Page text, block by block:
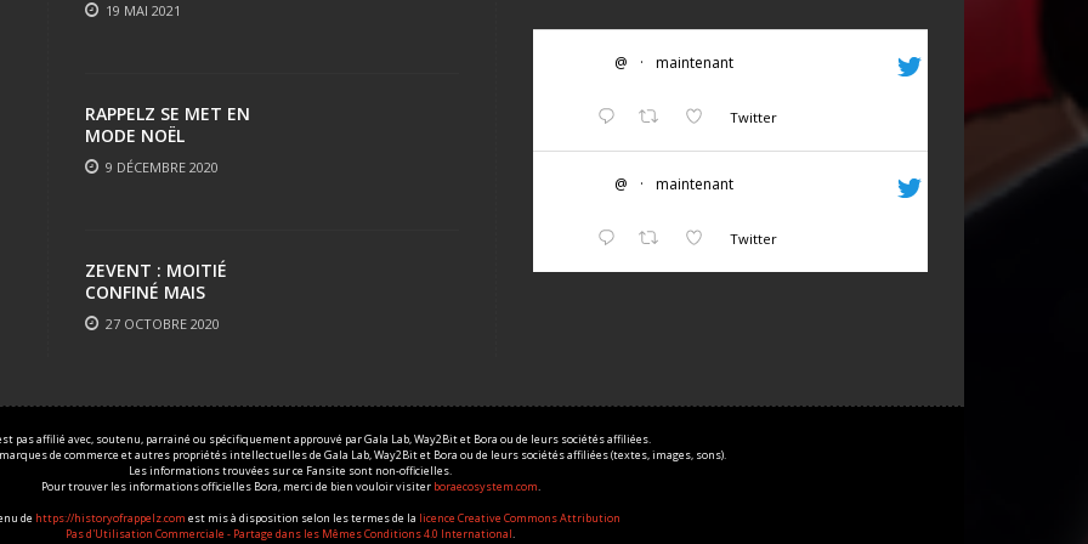
19 MAI 2021
RAPPELZ SE MET EN
MODE NOËL
9 DÉCEMBRE 2020
ZEVENT : MOITIÉ
CONFINÉ MAIS
TOUJOURS AUSSI FUN
27 OCTOBRE 2020
@ · maintenant
Twitter
@ · maintenant
Twitter
pas affilié avec, soutenu, parrainé ou spécifiquement approuvé par Gala Lab, Way2Bit et Bora ou de leurs sociétés affiliées.
de commerce et autres propriétés intellectuelles de Gala Lab, Way2Bit et Bora ou de leurs sociétés affiliées (textes, images, sons).
Les informations trouvées sur ce Fansite sont non-officielles.
Pour trouver les informations officielles Bora, merci de bien vouloir visiter boraecosystem.com.
de https://historyofrappelz.com est mis à disposition selon les termes de la licence Creative Commons Attribution
Pas d'Utilisation Commerciale - Partage dans les Mêmes Conditions 4.0 International.